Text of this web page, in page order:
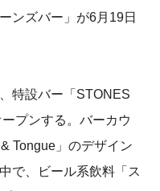
ンズバー」が6月19日
特設バー「STONES
プンする。バーカウ
Tongue」のデザイン
で、ビール系飲料「ス